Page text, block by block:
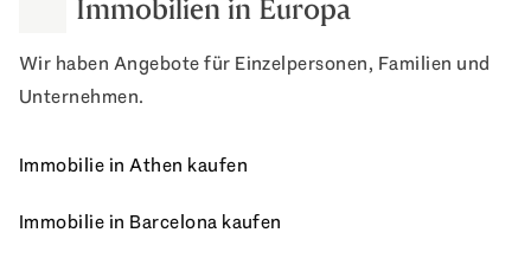
Immobilien in Europa
Wir haben Angebote für Einzelpersonen, Familien und
Unternehmen.
Immobilie in Athen kaufen
Immobilie in Barcelona kaufen